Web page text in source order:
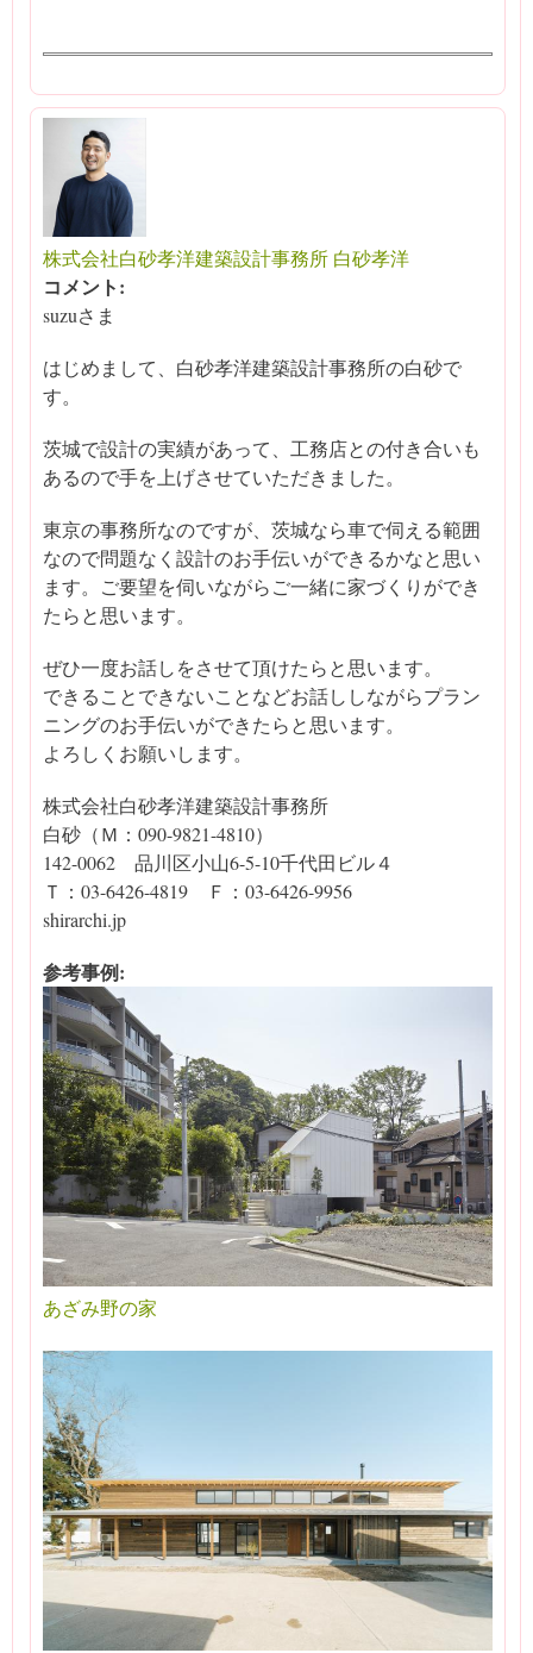
株式会社白砂孝洋建築設計事務所 白砂孝洋
コメント:
suzuさま
はじめまして、白砂孝洋建築設計事務所の白砂で
す。
茨城で設計の実績があって、工務店との付き合いも
あるので手を上げさせていただきました。
東京の事務所なのですが、茨城なら車で伺える範囲
なので問題なく設計のお手伝いができるかなと思い
ます。ご要望を伺いながらご一緒に家づくりができ
たらと思います。
ぜひ一度お話しをさせて頂けたらと思います。
できることできないことなどお話ししながらプラン
ニングのお手伝いができたらと思います。
よろしくお願いします。
株式会社白砂孝洋建築設計事務所
白砂（Ｍ：090-9821-4810）
142-0062 品川区小山6-5-10千代田ビル４
Ｔ：03-6426-4819 Ｆ：03-6426-9956
shirarchi.jp
参考事例:
あざみ野の家